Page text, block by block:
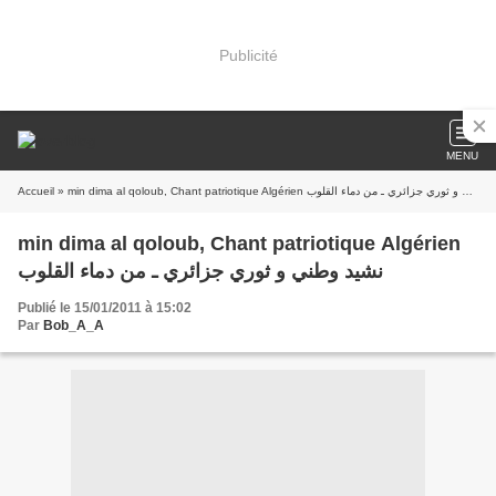
Publicité
MENU
Accueil » min dima al qoloub, Chant patriotique Algérien نشيد وطني و ثوري جزائري ـ من دماء القلوب
min dima al qoloub, Chant patriotique Algérien
نشيد وطني و ثوري جزائري ـ من دماء القلوب
Publié le 15/01/2011 à 15:02
Par Bob_A_A